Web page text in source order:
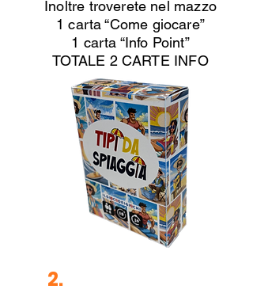
Inoltre troverete nel mazzo
1 carta “Come giocare”
1 carta “Info Point”
TOTALE 2 CARTE INFO
2.